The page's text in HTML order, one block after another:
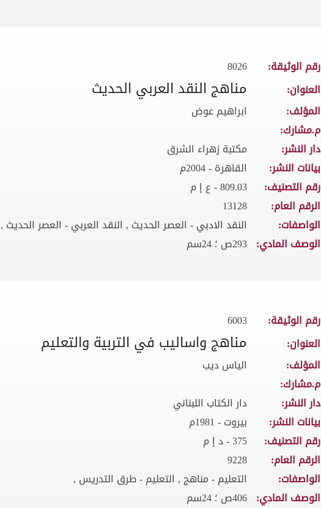
رقم الوثيقة:
8026
العنوان:
مناهج النقد العربي الحديث
المؤلف:
ابراهيم عوض
م.مشارك:
دار النشر:
مكتبة زهراء الشرق
بيانات النشر:
القاهرة - 2004م
رقم التصنيف:
809.03 - ع إ م
الرقم العام:
13128
الواصفات:
النقد الادبي - العصر الحديث , النقد العربي - العصر الحديث ,
الوصف المادي: 293ص ؛ 24سم
رقم الوثيقة:
6003
العنوان:
مناهج واساليب في التربية والتعليم
المؤلف:
الياس ديب
م.مشارك:
دار النشر:
دار الكتاب اللبناني
بيانات النشر:
بيروت - 1981م
رقم التصنيف:
375 - د إ م
الرقم العام:
9228
الواصفات:
التعليم - مناهج , التعليم - طرق التدريس ,
الوصف المادي: 406ص ؛ 24سم